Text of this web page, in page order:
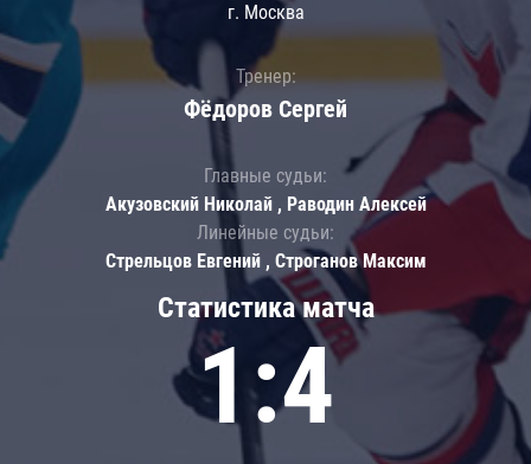
Статистика матча
1:4
г. Москва
Тренер:
Фёдоров Сергей
Главные судьи:
Акузовский Николай , Раводин Алексей
Линейные судьи:
Стрельцов Евгений , Строганов Максим